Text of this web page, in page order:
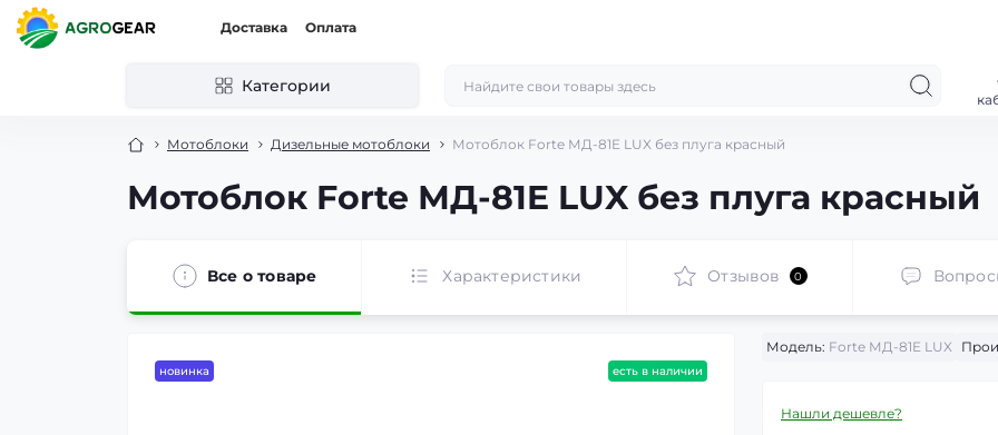
Доставка Оплата
Категории
Мотоблоки Дизельные мотоблоки Мотоблок Forte МД-81E LUX без плуга красный
Мотоблок Forte МД-81E LUX без плуга красный
Все о товаре Характеристики Отзывов 0
новинка есть в наличии
Модель: Forte МД-81E LUX
Нашли дешевле?